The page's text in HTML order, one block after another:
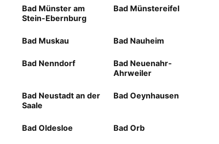
Bad Münster am
Stein-Ebernburg
Bad Münstereifel
Bad Muskau Bad Nauheim
Bad Nenndorf
Bad Neuenahr-
Ahrweiler
Bad Neustadt an der
Saale
Bad Oeynhausen
Bad Oldesloe Bad Orb